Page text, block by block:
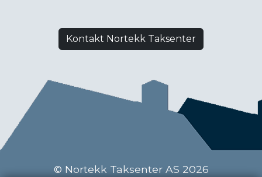
Kontakt Nortekk Taksenter
© Nortekk Taksenter AS 2026